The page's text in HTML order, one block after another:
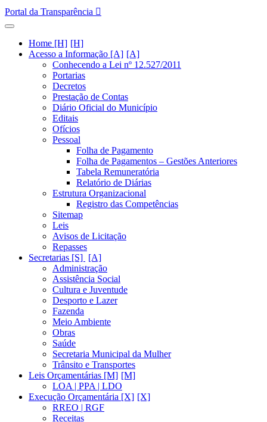
Portal da Transparência
Home [H]
Acesso a Informação [A]
Conhecendo a Lei nº 12.527/2011
Portarias
Decretos
Prestação de Contas
Diário Oficial do Município
Editais
Ofícios
Pessoal
Folha de Pagamento
Folha de Pagamentos – Gestões Anteriores
Tabela Remuneratória
Relatório de Diárias
Estrutura Organizacional
Registro das Competências
Sitemap
Leis
Avisos de Licitação
Repasses
Secretarias [S]
Administração
Assistência Social
Cultura e Juventude
Desporto e Lazer
Fazenda
Meio Ambiente
Obras
Saúde
Secretaria Municipal da Mulher
Trânsito e Transportes
Leis Orçamentárias [M]
LOA | PPA | LDO
Execução Orçamentária [X]
RREO | RGF
Receitas